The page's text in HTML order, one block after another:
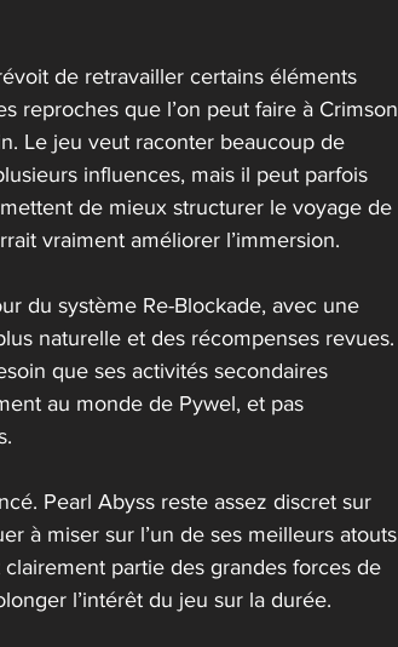
de retravailler certains éléments
reproches que l’on peut faire à Crimson
Le jeu veut raconter beaucoup de
influences, mais il peut parfois
de mieux structurer le voyage de
vraiment améliorer l’immersion.
du système Re-Blockade, avec une
naturelle et des récompenses revues.
que ses activités secondaires
au monde de Pywel, et pas
Pearl Abyss reste assez discret sur
à miser sur l’un de ses meilleurs atouts
partie des grandes forces de
l’intérêt du jeu sur la durée.